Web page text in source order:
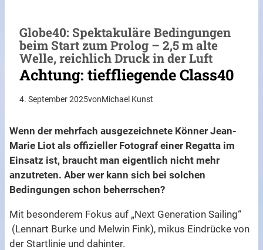
Globe40: Spektakuläre Bedingungen
beim Start zum Prolog – 2,5 m alte
Welle, reichlich Druck in der Luft
Achtung: tieffliegende Class40
4. September 2025vonMichael Kunst
Wenn der mehrfach ausgezeichnete Könner Jean-
Marie Liot als offizieller Fotograf einer Regatta im
Einsatz ist, braucht man eigentlich nicht mehr
anzutreten. Aber wer kann sich bei solchen
Bedingungen schon beherrschen?
Mit besonderem Fokus auf „Next Generation Sailing“
(Lennart Burke und Melwin Fink), mikus Eindrücke von
der Startlinie und dahinter.